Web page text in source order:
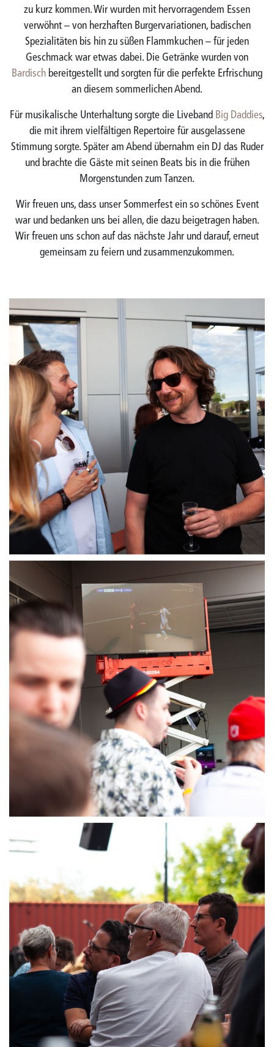
zu kurz kommen. Wir wurden mit hervorragendem Essen
verwöhnt – von herzhaften Burgervariationen, badischen
Spezialitäten bis hin zu süßen Flammkuchen – für jeden
Geschmack war etwas dabei. Die Getränke wurden von
Bardisch bereitgestellt und sorgten für die perfekte Erfrischung
an diesem sommerlichen Abend.
Für musikalische Unterhaltung sorgte die Liveband Big Daddies,
die mit ihrem vielfältigen Repertoire für ausgelassene
Stimmung sorgte. Später am Abend übernahm ein DJ das Ruder
und brachte die Gäste mit seinen Beats bis in die frühen
Morgenstunden zum Tanzen.
Wir freuen uns, dass unser Sommerfest ein so schönes Event
war und bedanken uns bei allen, die dazu beigetragen haben.
Wir freuen uns schon auf das nächste Jahr und darauf, erneut
gemeinsam zu feiern und zusammenzukommen.